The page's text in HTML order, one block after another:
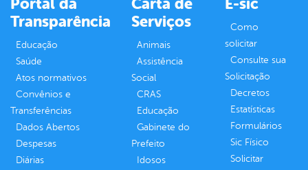
Transparência
Educação
Saúde
Atos normativos
Convênios e
Transferências
Dados Abertos
Despesas
Diárias
Serviços
Animais
Assistência
Social
CRAS
Educação
Gabinete do
Prefeito
Idosos
Como
solicitar
Consulte sua
Solicitação
Decretos
Estatísticas
Formulários
Sic Físico
Solicitar